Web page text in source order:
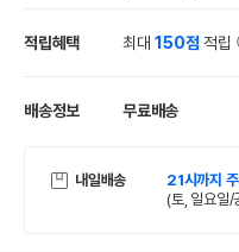
적립혜택 최대150점 적립
배송정보 무료배송
내일배송 21시까지
(토, 일요일/